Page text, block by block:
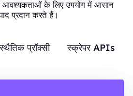
आवश्यकताओं के लिए उपयोग में आसान
प्रदान करते हैं।
स्थैतिक प्रॉक्सी स्क्रेपर APIs